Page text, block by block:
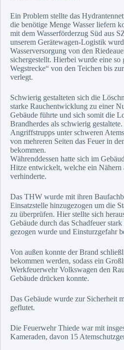
Ein Problem stellte das
die benötige Menge Wasser liefern
mit dem Wasserförderzug Süd aus
unserem Gerätewagen-Logistik
Wasserversorgung von den
sichergestellt. Hierbei wurde eine so
Wegstrecke“ von den Teichen bis
verlegt.
Schwierig gestalteten sich die
starke Rauchentwicklung zu einer
Gebäude führte und sich somit die
Brandherdes als schwierig
Angriffstrupps unter schweren
von mehreren Seiten das Feuer in
bekommen.
Währenddessen hatte sich im
Hitze entwickelt, welche ein Nähern
verhinderte.
Das THW wurde mit ihren
Einsatzstelle hinzugezogen um die
zu überprüfen. Hier stellte sich
Gebäude durch das Schadfeuer
gezogen wurde und Einsturzgefahr
Von außen konnte der Brand
bekommen werden, sodass ein
Werkfeuerwehr Volkswagen den
Gebäude drücken konnte.
Das Gebäude wurde zur Sicherheit
geflutet.
Die Feuerwehr Thiede war mit
Kameraden, davon 15